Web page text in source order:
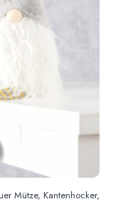
Mütze, Kantenhocker,